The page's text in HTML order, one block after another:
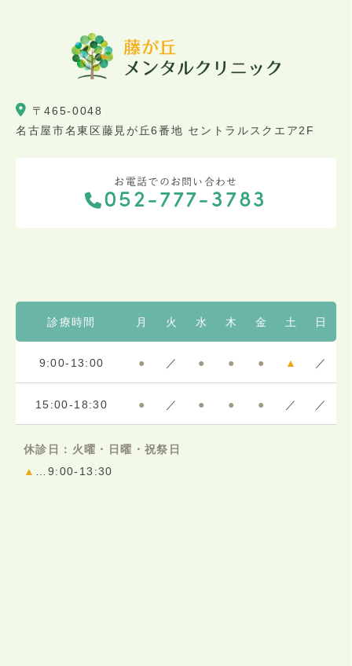
〒465-0048
名古屋市名東区藤見が丘6番地 セントラルスクエア2F
お電話でのお問い合わせ
052-777-3783
診療時間 月 火 水 木 金 土 日
9:00-13:00 ● ／ ● ● ● ▲ ／
15:00-18:30 ● ／ ● ● ● ／ ／
休診日：火曜・日曜・祝祭日
▲ …9:00-13:30